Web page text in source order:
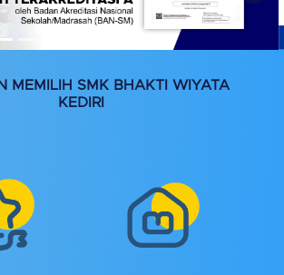
MEMILIH SMK BHAKTI WIYATA
KEDIRI